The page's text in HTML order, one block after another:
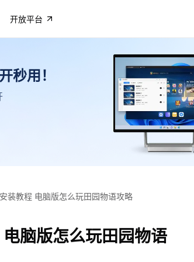
开放平台
秒用！
装教程 电脑版怎么玩田园物语攻略
脑版怎么玩田园物语